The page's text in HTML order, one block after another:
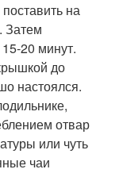
на
Затем
20 минут.
до
настоялся.
отвар
или чуть
чаи